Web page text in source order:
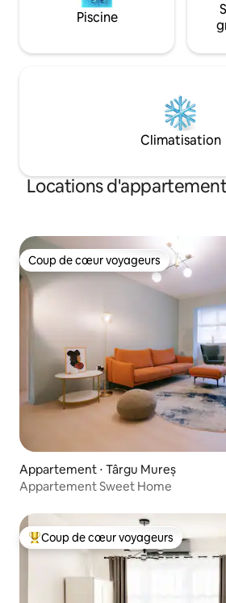
Piscine
Climatisation
Locations
Coup de cœur voyageurs
Coup de cœur voyageurs
Appartement ⋅ Târgu Mureș
Appartement Sweet Home
Coups de cœur voyageurs les plus
Coup de cœur voyageurs